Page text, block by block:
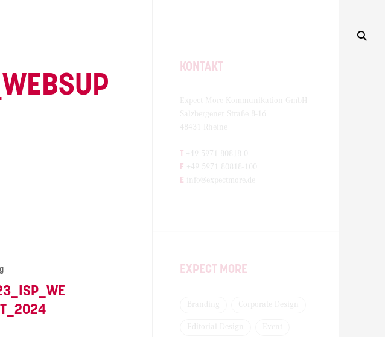
KONTAKT
Expect More Kommunikation GmbH
Salzbergener Straße 8-16
48431 Rheine
T +49 5971 80818-0
F +49 5971 80818-100
E info@expectmore.de
EXPECT MORE
Branding Corporate Design
Editorial Design